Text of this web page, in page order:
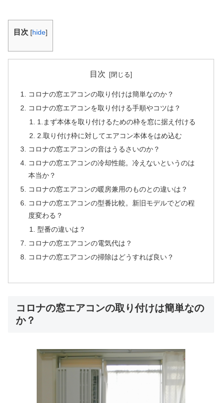
目次 [hide]
目次
コロナの窓エアコンの取り付けは簡単なのか？
コロナの窓エアコンを取り付ける手順やコツは？
1.まず本体を取り付けるための枠を窓に据え付ける
2.取り付け枠に対してエアコン本体をはめ込む
コロナの窓エアコンの音はうるさいのか？
コロナの窓エアコンの冷却性能。冷えないというのは
本当か？
コロナの窓エアコンの暖房兼用のものとの違いは？
コロナの窓エアコンの型番比較。新旧モデルでどの程
度変わる？
型番の違いは？
コロナの窓エアコンの電気代は？
コロナの窓エアコンの掃除はどうすれば良い？
コロナの窓エアコンの取り付けは簡単なの
か？